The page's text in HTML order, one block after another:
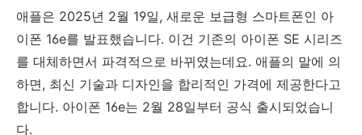
애플은 2025년 2월 19일, 새로운 보급형 스마트폰인 아
이폰 16e를 발표했습니다. 이건 기존의 아이폰 SE 시리즈
를 대체하면서 파격적으로 바뀌였는데요. 애플의 말에 의
하면, 최신 기술과 디자인을 합리적인 가격에 제공한다고
합니다. 아이폰 16e는 2월 28일부터 공식 출시되었습니
다.